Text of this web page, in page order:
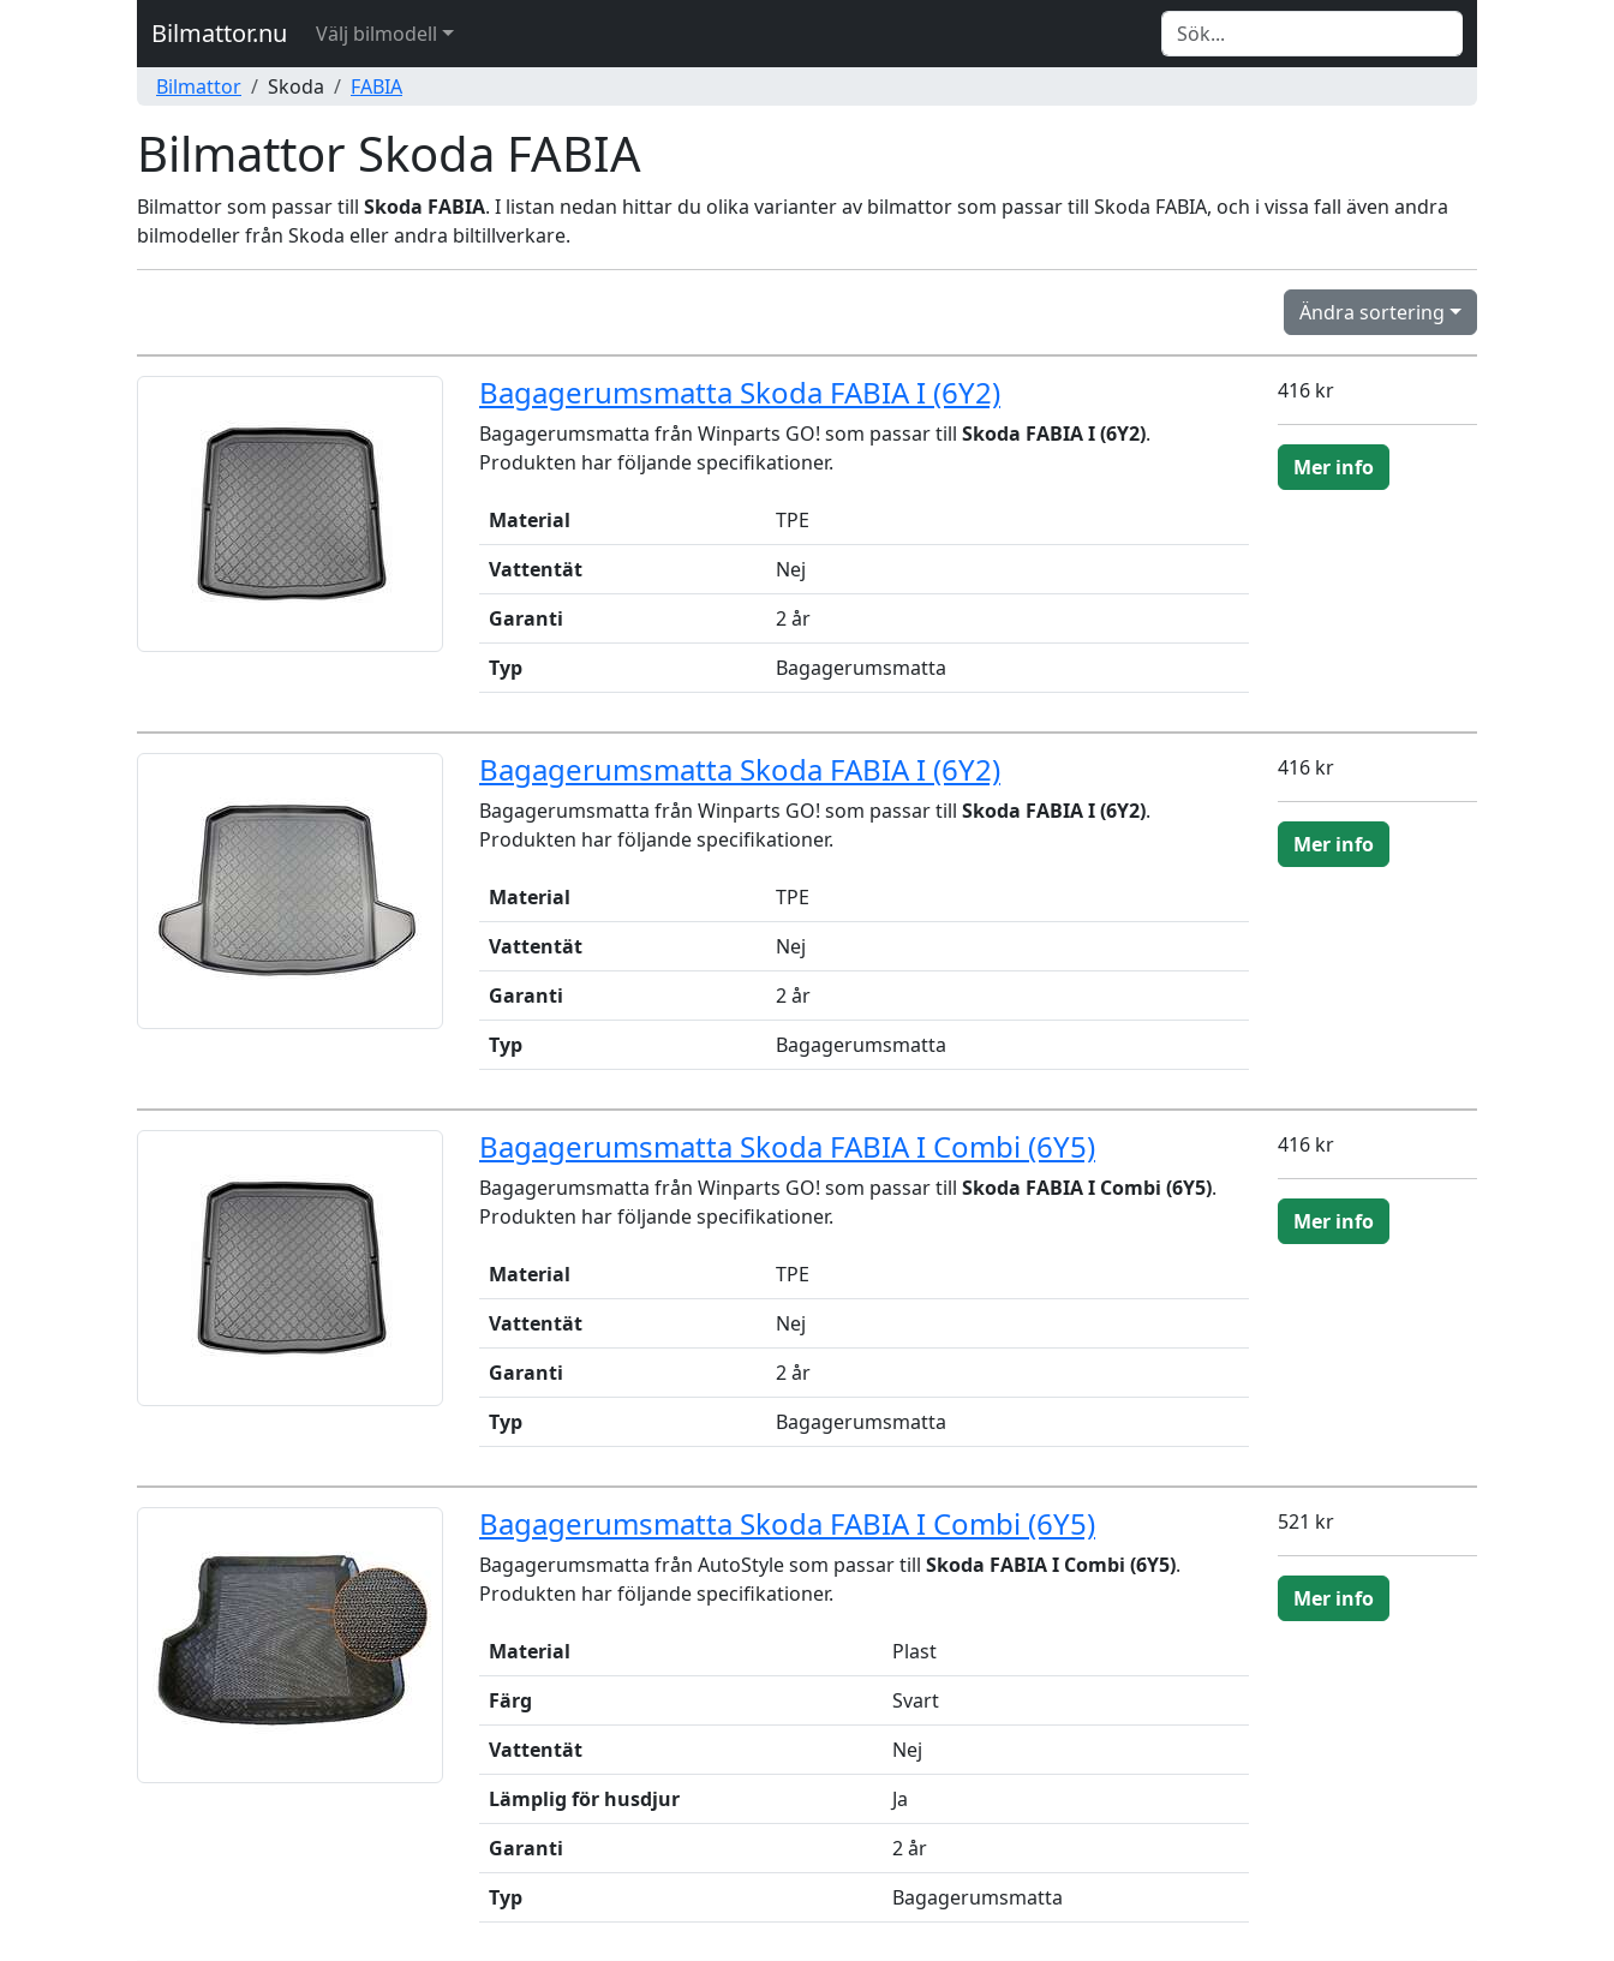
Bilmattor.nu
Välj bilmodell
Bilmattor
Skoda FABIA
Bilmattor Skoda FABIA
Bilmattor som passar till Skoda FABIA. I listan nedan hittar du olika varianter av bilmattor som passar till Skoda FABIA, och i vissa fall även andra
bilmodeller från Skoda eller andra biltillverkare.
Ändra sortering
Bagagerumsmatta Skoda FABIA I (6Y2)
Bagagerumsmatta från Winparts GO! som passar till Skoda FABIA I (6Y2).
Produkten har följande specifikationer.
Material
TPE
Vattentät
Nej
Garanti
2 år
Typ
Bagagerumsmatta
416 kr
Mer info
Bagagerumsmatta Skoda FABIA I (6Y2)
Bagagerumsmatta från Winparts GO! som passar till Skoda FABIA I (6Y2).
Produkten har följande specifikationer.
Material
TPE
Vattentät
Nej
Garanti
2 år
Typ
Bagagerumsmatta
416 kr
Mer info
Bagagerumsmatta Skoda FABIA I Combi (6Y5)
Bagagerumsmatta från Winparts GO! som passar till Skoda FABIA I Combi (6Y5).
Produkten har följande specifikationer.
Material
TPE
Vattentät
Nej
Garanti
2 år
Typ
Bagagerumsmatta
416 kr
Mer info
Bagagerumsmatta Skoda FABIA I Combi (6Y5)
Bagagerumsmatta från AutoStyle som passar till Skoda FABIA I Combi (6Y5).
Produkten har följande specifikationer.
Material
Plast
Färg
Svart
Vattentät
Nej
Lämplig för husdjur
Ja
Garanti
2 år
Typ
Bagagerumsmatta
521 kr
Mer info